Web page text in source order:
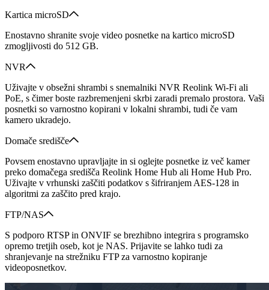
Kartica microSD
Enostavno shranite svoje video posnetke na kartico microSD
zmogljivosti do 512 GB.
NVR
Uživajte v obsežni shrambi s snemalniki NVR Reolink Wi-Fi ali
PoE, s čimer boste razbremenjeni skrbi zaradi premalo prostora. Vaši
posnetki so varnostno kopirani v lokalni shrambi, tudi če vam
kamero ukradejo.
Domače središče
Povsem enostavno upravljajte in si oglejte posnetke iz več kamer
preko domačega središča Reolink Home Hub ali Home Hub Pro.
Uživajte v vrhunski zaščiti podatkov s šifriranjem AES-128 in
algoritmi za zaščito pred krajo.
FTP/NAS
S podporo RTSP in ONVIF se brezhibno integrira s programsko
opremo tretjih oseb, kot je NAS. Prijavite se lahko tudi za
shranjevanje na strežniku FTP za varnostno kopiranje
videoposnetkov.